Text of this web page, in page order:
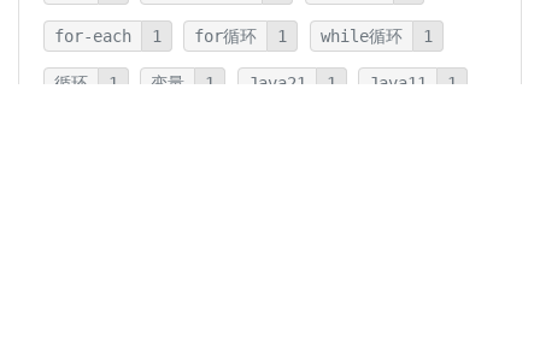
for-each 1 for循环 1 while循环 1
循环 1 变量 1 Java21 1 Java11 1